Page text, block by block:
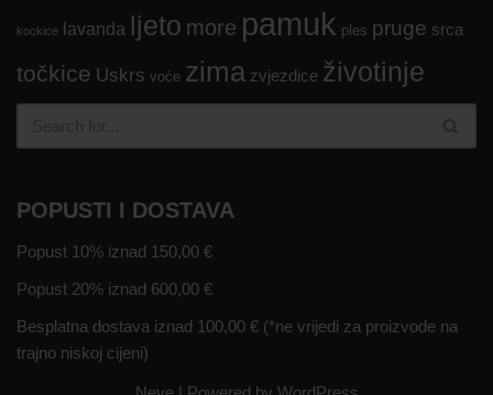
kockice lavanda ljeto more pamuk ples pruge srca
točkice Uskrs voće zima zvjezdice životinje
POPUSTI I DOSTAVA
Popust 10% iznad 150,00 €
Popust 20% iznad 600,00 €
Besplatna dostava iznad 100,00 € (*ne vrijedi za proizvode na
trajno niskoj cijeni)